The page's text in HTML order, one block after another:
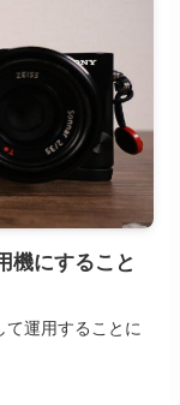
機にすること
運用することに